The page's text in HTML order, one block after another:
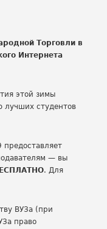
Торговли в
Интернета
этой зимы
лучших студентов
предоставляет
— вы
. Для
ВУЗа (при
право